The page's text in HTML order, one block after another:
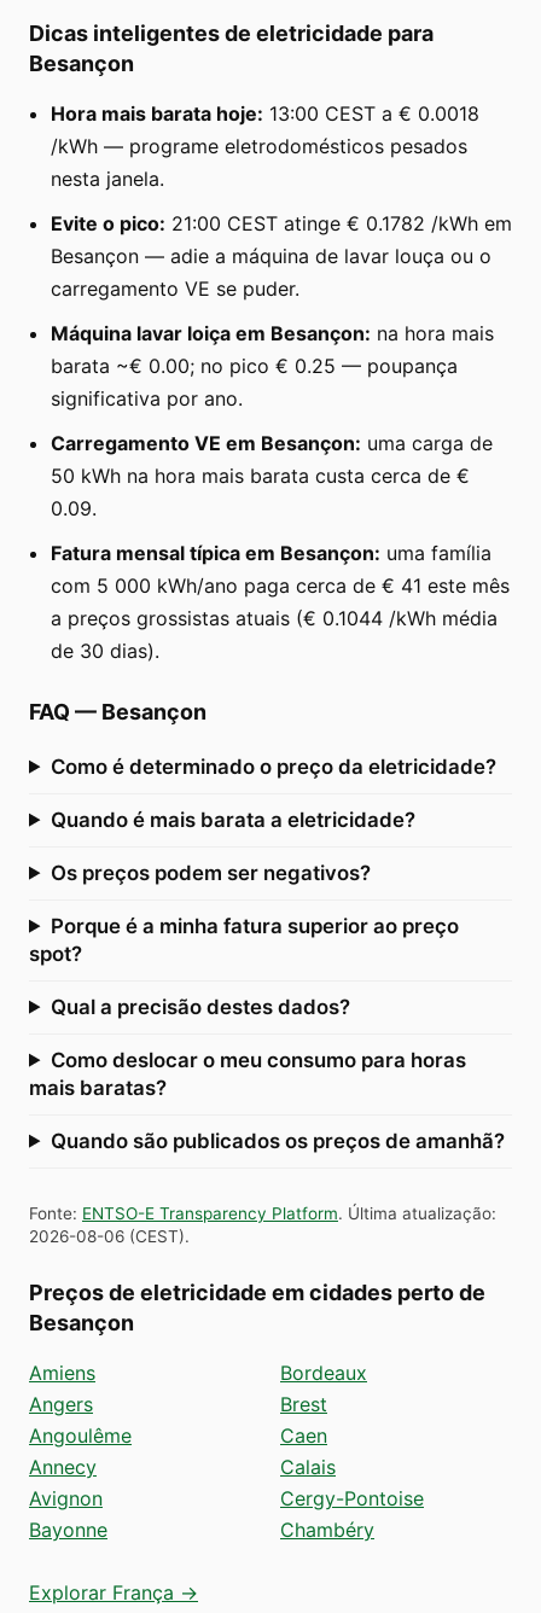
Dicas inteligentes de eletricidade para
Besançon
Hora mais barata hoje: 13:00 CEST a € 0.0018
/kWh — programe eletrodomésticos pesados
nesta janela.
Evite o pico: 21:00 CEST atinge € 0.1782 /kWh em
Besançon — adie a máquina de lavar louça ou o
carregamento VE se puder.
Máquina lavar loiça em Besançon: na hora mais
barata ~€ 0.00; no pico € 0.25 — poupança
significativa por ano.
Carregamento VE em Besançon: uma carga de
50 kWh na hora mais barata custa cerca de €
0.09.
Fatura mensal típica em Besançon: uma família
com 5 000 kWh/ano paga cerca de € 41 este mês
a preços grossistas atuais (€ 0.1044 /kWh média
de 30 dias).
FAQ — Besançon
Como é determinado o preço da eletricidade?
Quando é mais barata a eletricidade?
Os preços podem ser negativos?
Porque é a minha fatura superior ao preço
spot?
Qual a precisão destes dados?
Como deslocar o meu consumo para horas
mais baratas?
Quando são publicados os preços de amanhã?
Fonte: ENTSO-E Transparency Platform. Última atualização:
2026-08-06 (CEST).
Preços de eletricidade em cidades perto de
Besançon
Amiens
Angers
Angoulême
Annecy
Avignon
Bayonne
Bordeaux
Brest
Caen
Calais
Cergy-Pontoise
Chambéry
Explorar França →